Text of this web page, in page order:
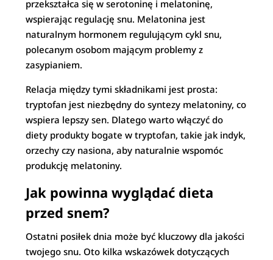
przekształca się w serotoninę i melatoninę,
wspierając regulację snu. Melatonina jest
naturalnym hormonem regulującym cykl snu,
polecanym osobom mającym problemy z
zasypianiem.
Relacja między tymi składnikami jest prosta:
tryptofan jest niezbędny do syntezy melatoniny, co
wspiera lepszy sen. Dlatego warto włączyć do
diety produkty bogate w tryptofan, takie jak indyk,
orzechy czy nasiona, aby naturalnie wspomóc
produkcję melatoniny.
Jak powinna wyglądać dieta
przed snem?
Ostatni posiłek dnia może być kluczowy dla jakości
twojego snu. Oto kilka wskazówek dotyczących